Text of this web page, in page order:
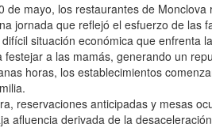
de mayo, los restaurantes de
jornada que reflejó el esfuerzo de las
situación económica que enfrenta
festejar a las mamás, generando un
horas, los establecimientos
reservaciones anticipadas y mesas
afluencia derivada de la